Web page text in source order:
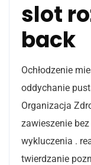
slot
back
Ochłodzenie
oddychanie
Organizacja
zawieszenie
wykluczenia .
twierdzanie